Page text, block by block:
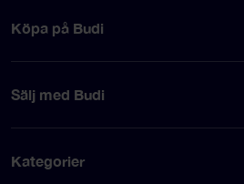
Köpa på Budi
Sälj med Budi
Kategorier